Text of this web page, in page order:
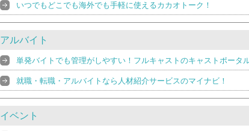
いつでもどこでも海外でも手軽に使えるカカオトーク！
アルバイト
単発バイトでも管理がしやすい！フルキャストのキャストポータ
就職・転職・アルバイトなら人材紹介サービスのマイナビ！
イベント